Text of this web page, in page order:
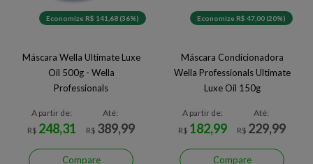
Economize R$ 141,68 (36%)
Máscara Wella Ultimate Luxe
Oil 500g - Wella
Professionals
A partir de:
R$ 248,31
Até:
R$ 389,99
Compare
Economize R$ 47,00 (20%)
Máscara Condicionadora
Wella Professionals Ultimate
Luxe Oil 150g
A partir de:
R$ 182,99
Até:
R$ 229,99
Compare